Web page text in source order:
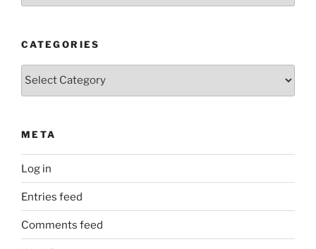
CATEGORIES
Categories
META
Log in
Entries feed
Comments feed